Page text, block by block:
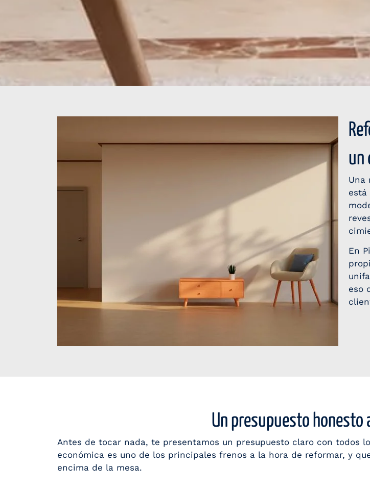
un
Una
está
En
eso
Un presupuesto honesto
Antes de tocar nada, te presentamos un presupuesto claro con todos
económica es uno de los principales frenos a la hora de reformar, y
encima de la mesa.